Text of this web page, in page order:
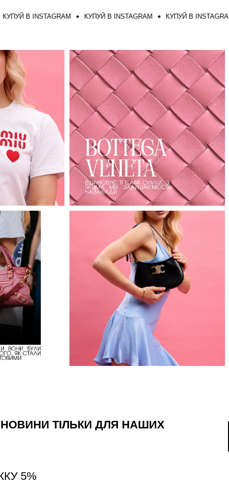
INSTAGRAM КУПУЙ В INSTAGRAM КУПУЙ В INSTAGRAM
НОВИНИ ТІЛЬКИ ДЛЯ НАШИХ
5%